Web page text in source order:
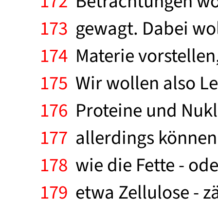
173 gewagt. Dabei
174 Materie
175 Wir wollen also
176 Proteine und
177 allerdings
178 wie die Fette -
179 etwa Zellulose -